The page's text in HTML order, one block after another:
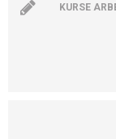
KURSE